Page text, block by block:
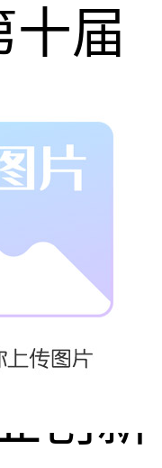
十届
际储
备
海)
览
创新